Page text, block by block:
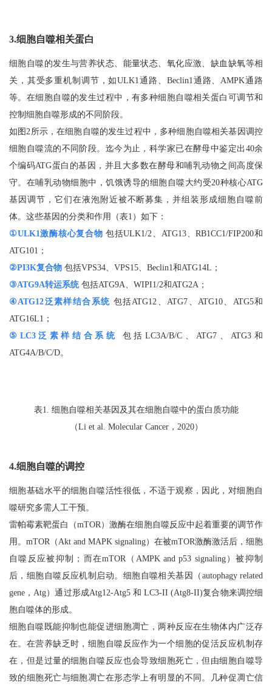
3.细胞自噬相关蛋白
细胞自噬的发生与营养状态、能量状态、氧化应激、缺血缺氧等相
关，其受多重机制调节，如ULK1通路、Beclin1通路、AMPK通路
等。在细胞自噬的发生过程中，有多种细胞自噬相关蛋白可调节和
控制细胞自噬形成的不同阶段。
如图2所示，在细胞自噬的发生过程中，多种细胞自噬相关基因调控
细胞自噬流的不同阶段。迄今为止，科学家已在酵母中鉴定出40余
个编码ATG蛋白的基因，并且大多数在酵母和哺乳动物之间高度保
守。在哺乳动物细胞中，饥饿诱导的细胞自噬大约受20种核心ATG
基因调节，它们在液泡附近被不断募集，并组装形成细胞自噬前
体。这些基因的分类和作用（表1）如下：
①ULK1激酶核心复合物包括ULK1/2、ATG13、RB1CC1/FIP200和
ATG101；
②PI3K复合物 包括VPS34、VPS15、Beclin1和ATG14L；
③ATG9A转运系统包括ATG9A、WIPI1/2和ATG2A；
④ATG12泛素样结合系统 包括ATG12、ATG7、ATG10、ATG5和
ATG16L1；
⑤LC3泛素样结合系统 包括LC3A/B/C、ATG7、ATG3和
ATG4A/B/C/D。
表1. 细胞自噬相关基因及其在细胞自噬中的蛋白质功能
（Li et al. Molecular Cancer，2020）
4.细胞自噬的调控
细胞基础水平的细胞自噬活性很低，不适于观察，因此，对细胞自
噬研究多需人工干预。
雷帕霉素靶蛋白（mTOR）激酶在细胞自噬反应中起着重要的调节作
用。mTOR（Akt and MAPK signaling）在被mTOR激酶激活后，细胞
自噬反应被抑制；而在mTOR（AMPK and p53 signaling）被抑制
后，细胞自噬反应机制启动。细胞自噬相关基因（autophagy related
gene，Atg）通过形成Atg12-Atg5 和 LC3-II (Atg8-II)复合物来调控细
胞自噬体的形成。
细胞自噬既能抑制也能促进细胞凋亡，两种反应在生物体内广泛存
在。在营养缺乏时，细胞自噬反应作为一个细胞的促活反应机制存
在，但是过量的细胞自噬反应也会导致细胞死亡，但由细胞自噬导
致的细胞死亡与细胞凋亡在形态学上有明显的不同。几种促凋亡信